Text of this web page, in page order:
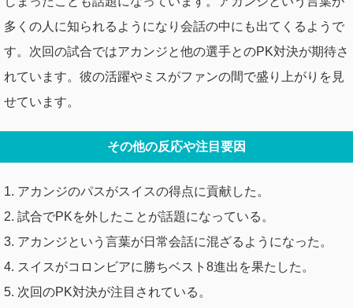
多くの人に知られるようになり会話の中にも出てくるようで
す。次回の試合ではアカンジと他の選手とのPK対決が期待さ
れています。彼の活躍やミスがファンの間で盛り上がりを見
せています。
その他の反応や注目要因
1. アカンジのパスがスイスの得点に貢献した。
2. 試合でPKを外したことが話題になっている。
3. アカンジという言葉が日常会話に混ざるようになった。
4. スイスがコロンビアに勝ちベスト8進出を果たした。
5. 次回のPK対決が注目されている。